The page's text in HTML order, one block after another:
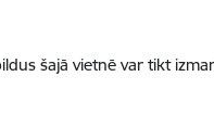
šajā vietnē var tikt